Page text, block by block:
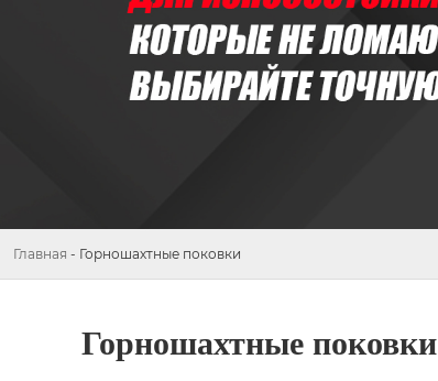
Главная - Горношахтные поковки
Горношахтные поковки